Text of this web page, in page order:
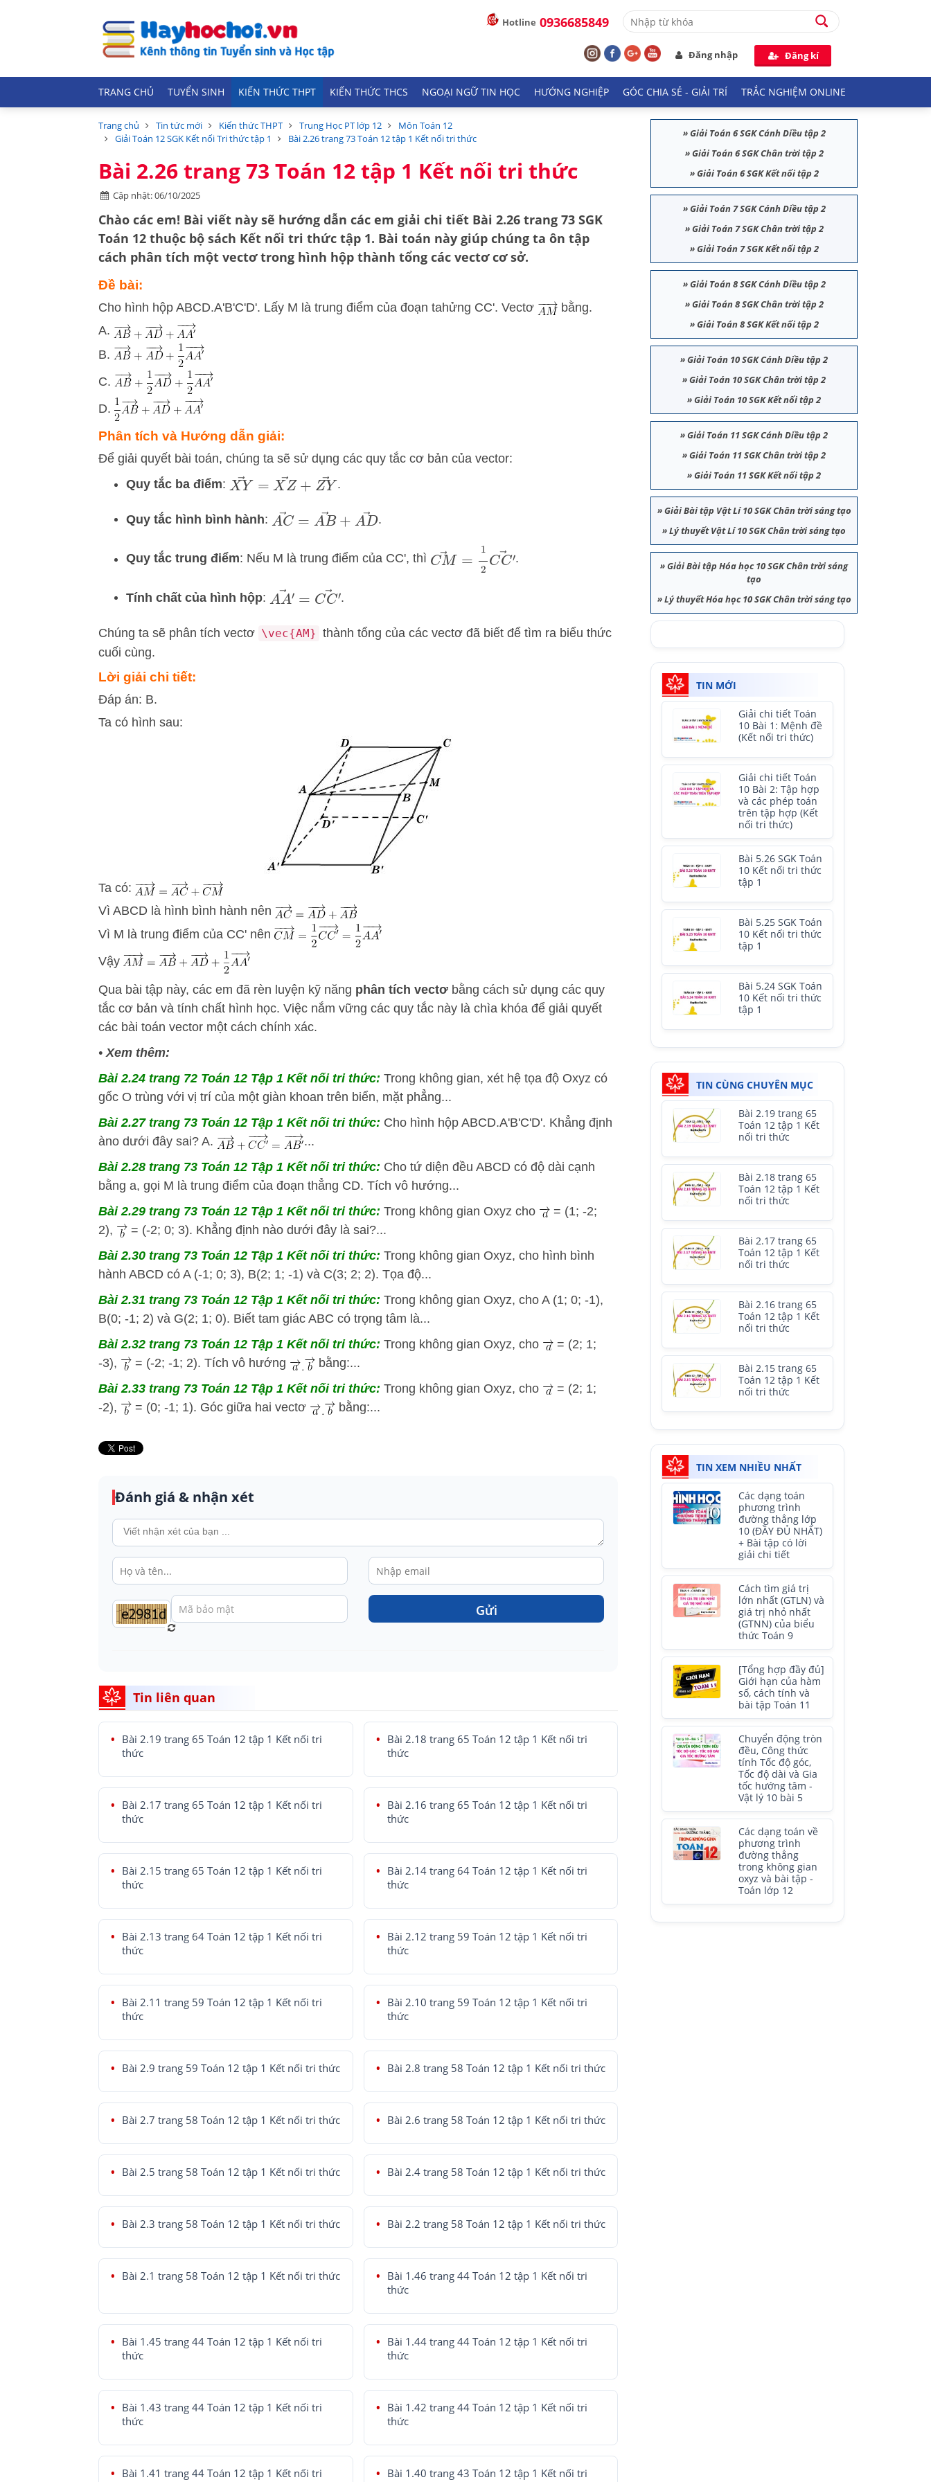
Hotline 0936685849
Đăng nhập Đăng kí
TRANG CHỦ TUYỂN SINH KIẾN THỨC THPT KIẾN THỨC THCS NGOẠI NGỮ TIN HỌC HƯỚNG NGHIỆP GÓC CHIA SẺ - GIẢI TRÍ TRẮC NGHIỆM ONLINE
Trang chủ Tin tức mới Kiến thức THPT Trung Học PT lớp 12
Môn Toán 12
Giải Toán 12 SGK Kết nối Tri thức tập 1
Bài 2.26 trang 73 Toán 12 tập 1 Kết nối tri thức
Bài 2.26 trang 73 Toán 12 tập 1 Kết nối tri thức
Cập nhật: 06/10/2025
Chào các em! Bài viết này sẽ hướng dẫn các em giải chi tiết Bài 2.26 trang 73 SGK
Toán 12 thuộc bộ sách Kết nối tri thức tập 1. Bài toán này giúp chúng ta ôn tập
cách phân tích một vectơtrong hình hộp thành tổng các vectơ cơ sở.
Đề bài:
Cho hình hộp ABCD.A'B'C'D'. Lấy M là trung điểm của đoạn tahửng CC'. Vectơ
bằng.
A.
B.
C.
D.
Phân tích và Hướng dẫn giải:
Để giải quyết bài toán, chúng ta sẽ sử dụng các quy tắc cơ bản của vector:
Quy tắc ba điểm: XY→= XZ→+ZY→
.
Quy tắc hình bình hành: AC→= AB → +AD
.
Quy tắc trung điểm: Nếu M là trung điểm của CC', thì CM→ 1 2CC.
Tính chất của hình hộp: AA′→=CC′.
Chúng ta sẽ phân tích vectơ \vec{AM} thành tổng của các vectơ đã biết để tìm ra biểu thức
cuối cùng.
Lời giải chi tiết:
Đáp án: B.
Ta có hình sau:
Ta có:
Vì ABCD là hình bình hành nên
Vì M là trung điểm của CC' nên
Vậy
Qua bài tập này, các em đã rèn luyện kỹ năng phân tích vectơ bằng cách sử dụng các quy
tắc cơ bản và tính chất hình học. Việc nắm vững các quy tắc này là chìa khóa để giải quyết
các bài toán vector một cách chính xác.
• Xem thêm:
Bài 2.24 trang 72 Toán 12 Tập 1 Kết nối tri thức: Trong không gian, xét hệ tọa độ Oxyz có
gốc O trùng với vị trí của một giàn khoan trên biển, mặt phẳng...
Bài 2.27 trang 73 Toán 12 Tập 1 Kết nối tri thức: Cho hình hộp ABCD.A'B'C'D'. Khẳng định
àno dưới đây sai? A.
...
Bài 2.28 trang 73 Toán 12 Tập 1 Kết nối tri thức: Cho tứ diện đều ABCD có độ dài cạnh
bằng a, gọi M là trung điểm của đoạn thẳng CD. Tích vô hướng...
Bài 2.29 trang 73 Toán 12 Tập 1 Kết nối tri thức: Trong không gian Oxyz cho
= (1; -2;
2),
= (-2; 0; 3). Khẳng định nào dưới đây là sai?...
Bài 2.30 trang 73 Toán 12 Tập 1 Kết nối tri thức: Trong không gian Oxyz, cho hình bình
hành ABCD có A (-1; 0; 3), B(2; 1; -1) và C(3; 2; 2). Tọa độ...
Bài 2.31 trang 73 Toán 12 Tập 1 Kết nối tri thức: Trong không gian Oxyz, cho A (1; 0; -1),
B(0; -1; 2) và G(2; 1; 0). Biết tam giác ABC có trọng tâm là...
Bài 2.32 trang 73 Toán 12 Tập 1 Kết nối tri thức: Trong không gian Oxyz, cho
= (2; 1;
-3),
= (-2; -1; 2). Tích vô hướng
bằng:...
Bài 2.33 trang 73 Toán 12 Tập 1 Kết nối tri thức: Trong không gian Oxyz, cho
= (2; 1;
-2),
= (0; -1; 1). Góc giữa hai vectơ bằng:...
Đánh giá & nhận xét
Gửi
Tin liên quan
Bài 2.19 trang 65 Toán 12 tập 1 Kết nối tri
thức
Bài 2.18 trang 65 Toán 12 tập 1 Kết nối tri
thức
Bài 2.17 trang 65 Toán 12 tập 1 Kết nối tri
thức
Bài 2.16 trang 65 Toán 12 tập 1 Kết nối tri
thức
Bài 2.15 trang 65 Toán 12 tập 1 Kết nối tri
thức
Bài 2.14 trang 64 Toán 12 tập 1 Kết nối tri
thức
Bài 2.13 trang 64 Toán 12 tập 1 Kết nối tri
thức
Bài 2.12 trang 59 Toán 12 tập 1 Kết nối tri
thức
Bài 2.11 trang 59 Toán 12 tập 1 Kết nối tri
thức
Bài 2.10 trang 59 Toán 12 tập 1 Kết nối tri
thức
Bài 2.9 trang 59 Toán 12 tập 1 Kết nối tri thức Bài 2.8 trang 58 Toán 12 tập 1 Kết nối tri thức
Bài 2.7 trang 58 Toán 12 tập 1 Kết nối tri thức Bài 2.6 trang 58 Toán 12 tập 1 Kết nối tri thức
Bài 2.5 trang 58 Toán 12 tập 1 Kết nối tri thức Bài 2.4 trang 58 Toán 12 tập 1 Kết nối tri thức
Bài 2.3 trang 58 Toán 12 tập 1 Kết nối tri thức Bài 2.2 trang 58 Toán 12 tập 1 Kết nối tri thức
Bài 2.1 trang 58 Toán 12 tập 1 Kết nối tri thức
Bài 1.46 trang 44 Toán 12 tập 1 Kết nối tri
thức
Bài 1.45 trang 44 Toán 12 tập 1 Kết nối tri
thức
Bài 1.44 trang 44 Toán 12 tập 1 Kết nối tri
thức
Bài 1.43 trang 44 Toán 12 tập 1 Kết nối tri
thức
Bài 1.42 trang 44 Toán 12 tập 1 Kết nối tri
thức
Bài 1.41 trang 44 Toán 12 tập 1 Kết nối tri
Bài 1.40 trang 43 Toán 12 tập 1 Kết nối tri
»Giải Toán 6 SGK Cánh Diều tập 2
»Giải Toán 6 SGK Chân trời tập 2
»Giải Toán 6 SGK Kết nối tập 2
»Giải Toán 7 SGK Cánh Diều tập 2
»Giải Toán 7 SGK Chân trời tập 2
»Giải Toán 7 SGK Kết nối tập 2
»Giải Toán 8 SGK Cánh Diều tập 2
»Giải Toán 8 SGK Chân trời tập 2
»Giải Toán 8 SGK Kết nối tập 2
»Giải Toán 10 SGK Cánh Diều tập 2
»Giải Toán 10 SGK Chân trời tập 2
»Giải Toán 10 SGK Kết nối tập 2
»Giải Toán 11 SGK Cánh Diều tập 2
»Giải Toán 11 SGK Chân trời tập 2
»Giải Toán 11 SGK Kết nối tập 2
»Giải Bài tập Vật Lí 10 SGK Chân trời sáng tạo
»Lý thuyết Vật Lí 10 SGK Chân trời sáng tạo
»Giải Bài tập Hóa học 10 SGK Chân trời sáng
tạo
»Lý thuyết Hóa học 10 SGK Chân trời sáng tạo
TIN MỚI
Giải chi tiết Toán
10 Bài 1: Mệnh đề
(Kết nối tri thức)
Giải chi tiết Toán
10 Bài 2: Tập hợp
và các phép toán
trên tập hợp (Kết
nối tri thức)
Bài 5.26 SGK Toán
10 Kết nối tri thức
tập 1
Bài 5.25 SGK Toán
10 Kết nối tri thức
tập 1
Bài 5.24 SGK Toán
10 Kết nối tri thức
tập 1
TIN CÙNG CHUYÊN MỤC
Bài 2.19 trang 65
Toán 12 tập 1 Kết
nối tri thức
Bài 2.18 trang 65
Toán 12 tập 1 Kết
nối tri thức
Bài 2.17 trang 65
Toán 12 tập 1 Kết
nối tri thức
Bài 2.16 trang 65
Toán 12 tập 1 Kết
nối tri thức
Bài 2.15 trang 65
Toán 12 tập 1 Kết
nối tri thức
TIN XEM NHIỀU NHẤT
Các dạng toán
phương trình
đường thẳng lớp
10 (ĐẦY ĐỦ NHẤT)
+ Bài tập có lời
giải chi tiết
Cách tìm giá trị
lớn nhất (GTLN) và
giá trị nhỏ nhất
(GTNN) của biểu
thức Toán 9
[Tổng hợp đầy đủ]
Giới hạn của hàm
số, cách tính và
bài tập Toán 11
Chuyển động tròn
đều, Công thức
tính Tốc độ góc,
Tốc độ dài và Gia
tốc hướng tâm -
Vật lý 10 bài 5
Các dạng toán về
phương trình
đường thẳng
trong không gian
oxyz và bài tập -
Toán lớp 12